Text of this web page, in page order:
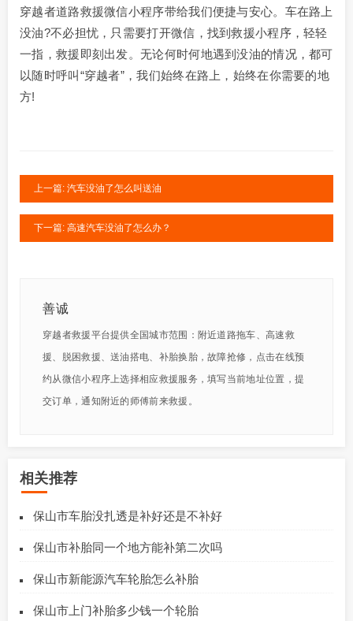
穿越者道路救援微信小程序带给我们便捷与安心。车在路上
没油?不必担忧，只需要打开微信，找到救援小程序，轻轻
一指，救援即刻出发。无论何时何地遇到没油的情况，都可
以随时呼叫“穿越者”，我们始终在路上，始终在你需要的地
方!
上一篇: 汽车没油了怎么叫送油
下一篇: 高速汽车没油了怎么办？
善诚
穿越者救援平台提供全国城市范围：附近道路拖车、高速救
援、脱困救援、送油搭电、补胎换胎，故障抢修，点击在线预
约从微信小程序上选择相应救援服务，填写当前地址位置，提
交订单，通知附近的师傅前来救援。
相关推荐
保山市车胎没扎透是补好还是不补好
保山市补胎同一个地方能补第二次吗
保山市新能源汽车轮胎怎么补胎
保山市上门补胎多少钱一个轮胎